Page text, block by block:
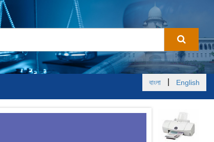
বাংলা English